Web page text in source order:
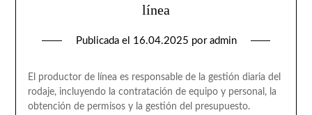
línea
Publicada el 16.04.2025 por admin
El productor de línea es responsable de la gestión diaria del
rodaje, incluyendo la contratación de equipo y personal, la
obtención de permisos y la gestión del presupuesto.